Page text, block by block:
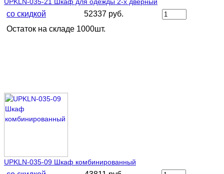
со скидкой
52337 руб.
Остаток на складе 1000шт.
UPKLN-035-09 Шкаф комбинированный